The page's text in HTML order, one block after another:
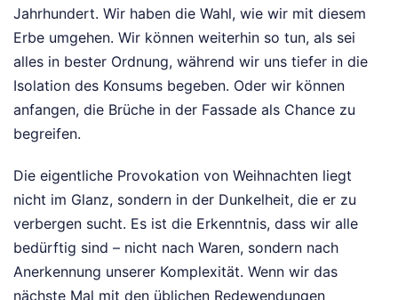
Jahrhundert. Wir haben die Wahl, wie wir mit diesem
Erbe umgehen. Wir können weiterhin so tun, als sei
alles in bester Ordnung, während wir uns tiefer in die
Isolation des Konsums begeben. Oder wir können
anfangen, die Brüche in der Fassade als Chance zu
begreifen.
Die eigentliche Provokation von Weihnachten liegt
nicht im Glanz, sondern in der Dunkelheit, die er zu
verbergen sucht. Es ist die Erkenntnis, dass wir alle
bedürftig sind – nicht nach Waren, sondern nach
Anerkennung unserer Komplexität. Wenn wir das
nächste Mal mit den üblichen Redewendungen